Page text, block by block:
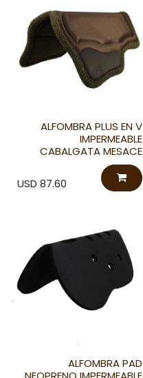
ALFOMBRA PLUS EN V
IMPERMEABLE
CABALGATA MESACE
USD 87.60
ALFOMBRA PAD